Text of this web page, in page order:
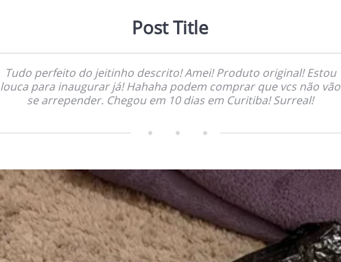
Post Title
Tudo perfeito do jeitinho descrito! Amei! Produto original! Estou
louca para inaugurar já! Hahaha podem comprar que vcs não vão
se arrepender. Chegou em 10 dias em Curitiba! Surreal!